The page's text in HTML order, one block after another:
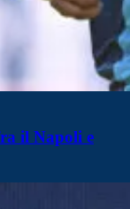
il Napoli e